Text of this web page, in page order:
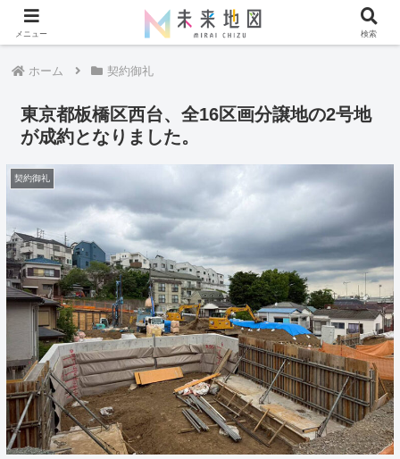
ホーム 契約御礼
東京都板橋区西台、全16区画分譲地の2号地
が成約となりました。
契約御礼
メニュー 検索